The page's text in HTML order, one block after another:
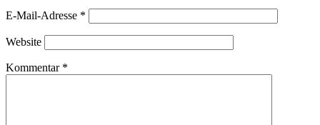
E-Mail-Adresse *
Website
Kommentar *